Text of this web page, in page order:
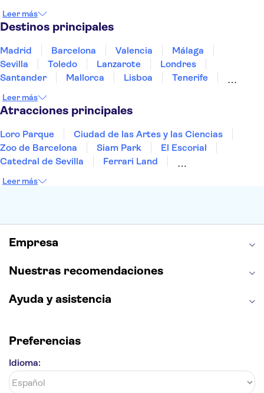
Portugal
Tailandia
Leer más
Destinos principales
Madrid Barcelona Valencia
Málaga
Sevilla
Toledo Lanzarote
Londres
Santander
Mallorca Lisboa
Tenerife
Bilbao
Menorca Granada
Leer más
Atracciones principales
Loro Parque
Ciudad de las Artes y las Ciencias
Zoo de Barcelona
Siam Park
El Escorial
Catedral de Sevilla
Ferrari Land
Montserrat
Parque Warner
Leer más
Empresa
Nuestras recomendaciones
Ayuda y asistencia
Preferencias
Idioma: